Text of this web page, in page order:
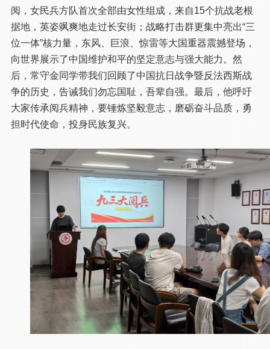
阅，女民兵方队首次全部由女性组成，来自15个抗战老根
据地，英姿飒爽地走过长安街；战略打击群更集中亮出“三
位一体”核力量，东风、巨浪、惊雷等大国重器震撼登场，
向世界展示了中国维护和平的坚定意志与强大能力。然
后，常守金同学带我们回顾了中国抗日战争暨反法西斯战
争的历史，告诫我们勿忘国耻，吾辈自强。最后，他呼吁
大家传承阅兵精神，要锤炼坚毅意志，磨砺奋斗品质，勇
担时代使命，投身民族复兴。